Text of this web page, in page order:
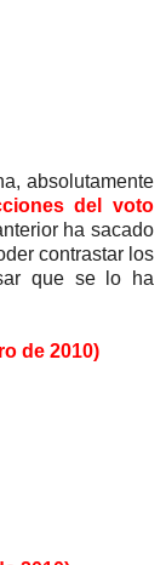
absolutamente
del voto
ha sacado
contrastar los
que se lo ha
de 2010)